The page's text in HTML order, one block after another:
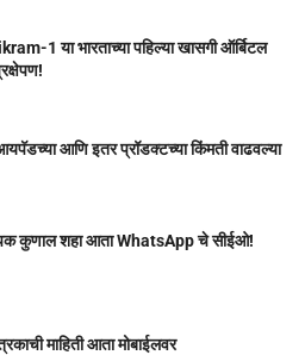
1 या भारताच्या पहिल्या खासगी ऑर्बिटल
आणि इतर प्रॉडक्टच्या किंमती वाढवल्या
कुणाल शहा आता WhatsApp चे सीईओ!
माहिती आता मोबाईलवर